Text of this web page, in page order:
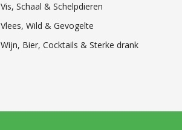
Vis, Schaal & Schelpdieren
Vlees, Wild & Gevogelte
Wijn, Bier, Cocktails & Sterke drank